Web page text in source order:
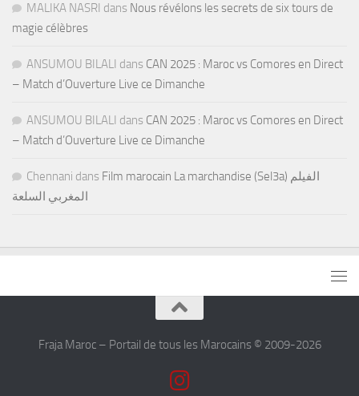
MALIKA NASRI dans Nous révélons les secrets de six tours de
magie célèbres
ANSUMOU BILALI dans CAN 2025 : Maroc vs Comores en Direct
– Match d’Ouverture Live ce Dimanche
ANSUMOU BILALI dans CAN 2025 : Maroc vs Comores en Direct
– Match d’Ouverture Live ce Dimanche
Chennani dans Film marocain La marchandise (Sel3a) الفيلم
المغربي السلعة
Fraja Maroc – Portail de tous les Marocains © 2009-2026